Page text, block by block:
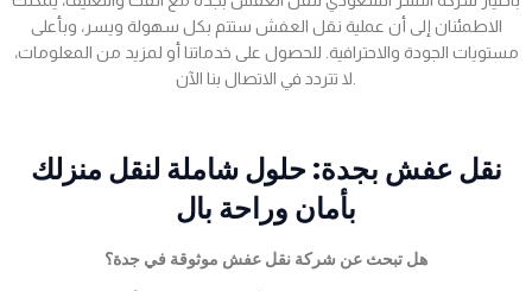
الاطمئنان إلى أن عملية نقل العفش ستتم بكل سهولة ويسر، وبأعلى
مستويات الجودة والاحترافية. للحصول على خدماتنا أو لمزيد من المعلومات،
نقل عفش بجدة: حلول شاملة لنقل منزلك
بأمان وراحة بال
هل تبحث عن شركة نقل عفش موثوقة في جدة؟